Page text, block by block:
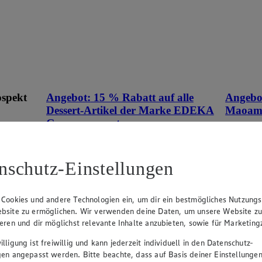
Angebot: 15 % Rabatt auf alle
Dessert-Artikel der Marke EDEKA
Genussmomente.
Je nach Verfügbarkeit des Marktes.
Maoam
Einstellungen
und andere Technologien ein, um dir ein bestmögliches
zu ermöglichen. Wir verwenden deine Daten, um unsere Website zu
und dir möglichst relevante Inhalte anzubieten, sowie für
ist freiwillig und kann jederzeit individuell in den Datenschutz-
angepasst werden. Bitte beachte, dass auf Basis deiner